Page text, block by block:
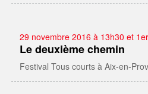
29 novembre 2016 à 13h30 et
Le deuxième chemin
Festival Tous courts à Aix-en-